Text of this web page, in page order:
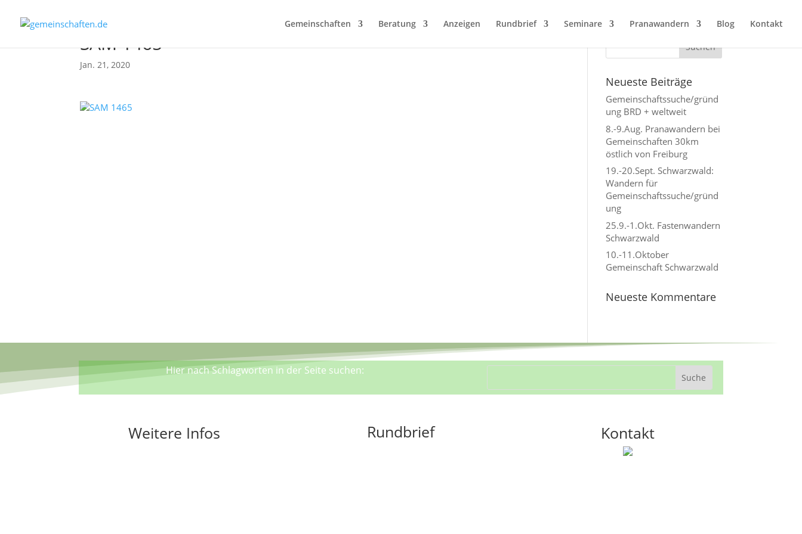
Gemeinschaften Beratung Anzeigen Rundbrief Seminare Pranawandern Blog Kontakt
SAM 1465
Jan. 21, 2020
Neueste Beiträge
Gemeinschaftssuche/gründ
ung BRD + weltweit
8.-9.Aug. Pranawandern bei
Gemeinschaften 30km
östlich von Freiburg
19.-20.Sept. Schwarzwald:
Wandern für
Gemeinschaftssuche/gründ
ung
25.9.-1.Okt. Fastenwandern
Schwarzwald
10.-11.Oktober
Gemeinschaft Schwarzwald
Neueste Kommentare
Hier nach Schlagworten in der Seite suchen:
Weitere Infos Rundbrief Kontakt